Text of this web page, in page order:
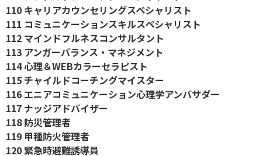
110 キャリアカウンセリングスペシャリスト
111 コミュニケーションスキルスペシャリスト
112 マインドフルネスコンサルタント
113 アンガーバランス・マネジメント
114 心理＆WEBカラーセラピスト
115 チャイルドコーチングマイスター
116 エニアコミュニケーション心理学アンバサダー
117 ナッジアドバイザー
118 防災管理者
119 甲種防火管理者
120 緊急時避難誘導員